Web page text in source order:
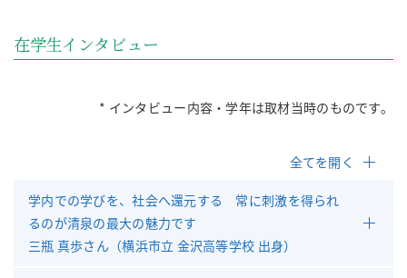
在学生インタビュー
* インタビュー内容・学年は取材当時のものです。
全てを開く
学内での学びを、社会へ還元する 常に刺激を得られ
るのが清泉の最大の魅力です
三瓶 真歩さん（横浜市立 金沢高等学校 出身）